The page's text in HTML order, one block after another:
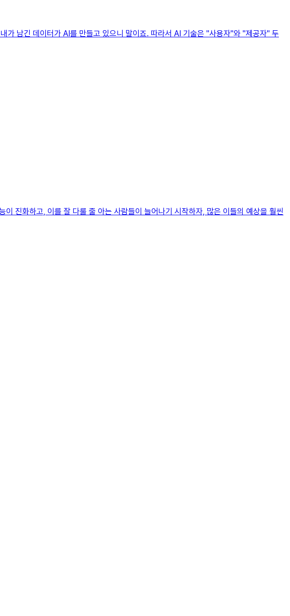
남긴 데이터가 AI를 만들고 있으니 말이죠. 따라서 AI 기술은 "사용자"와 "제공자" 두
진화하고, 이를 잘 다룰 줄 아는 사람들이 늘어나기 시작하자, 많은 이들의 예상을 훨씬